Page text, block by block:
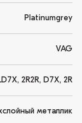
Platinumgrey
VAG
2R2R, D7X, 2R
металлик